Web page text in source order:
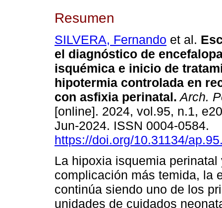
Resumen
SILVERA, Fernando et al.
el diagnóstico de
isquémica e inicio de
hipotermia controlada en
con asfixia perinatal. Arch.
[online]. 2024, vol.95, n.1,
Jun-2024. ISSN 0004-0584.
https://doi.org/10.31134/
La hipoxia isquemia perinatal
complicación más temida, la
continúa siendo uno de los
unidades de cuidados